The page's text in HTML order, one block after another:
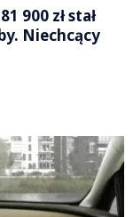
900 zł stał
Niechcący